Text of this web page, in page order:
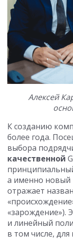
Алексей
К созданию
более года.
выбора
качественной
а именно новый
отражает
«зарождение»).
и линейный
в том числе,